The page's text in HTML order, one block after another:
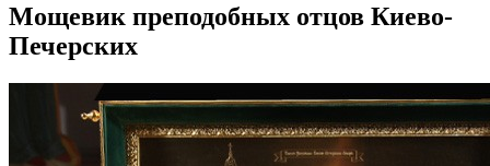
Мощевик преподобных отцов Киево-
Печерских